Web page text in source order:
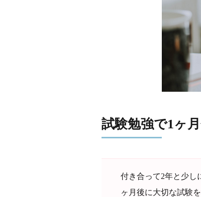
試験勉強で1ヶ
付き合って2年と少し
ヶ月後に大切な試験